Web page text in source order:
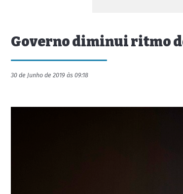
Governo diminui ritmo
30 de Junho de 2019 às 09:18